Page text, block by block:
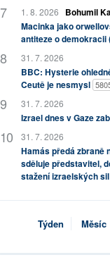
1. 8. 2026
Bohumil
Macinka jako
antiteze o
31. 7. 2026
BBC: Hysterie
Ceutě je nesmysl
31. 7. 2026
Izrael dnes v Gaze
31. 7. 2026
Hamás předá zbraně
sděluje představitel,
stažení izraelských sil
Týden Měsíc